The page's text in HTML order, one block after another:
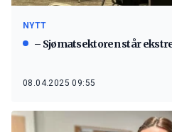
NYTT
– Sjømatsektoren står
08.04.2025 09:55